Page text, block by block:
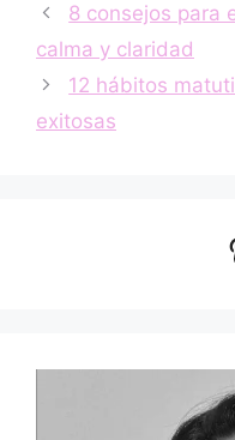
8 consejos para
calma y claridad
12 hábitos
exitosas